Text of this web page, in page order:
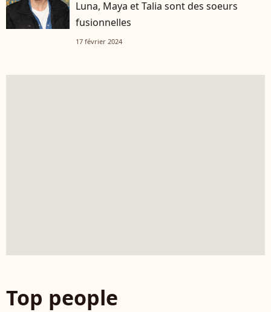
Luna, Maya et Talia sont des soeurs
fusionnelles
17 février 2024
Top people